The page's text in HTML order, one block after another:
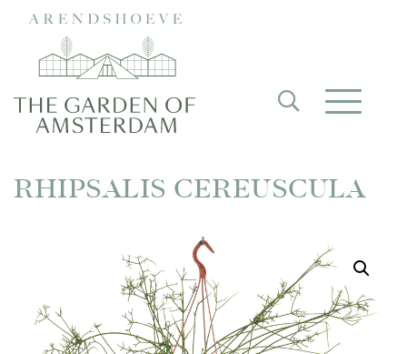
RHIPSALIS CEREUSCULA